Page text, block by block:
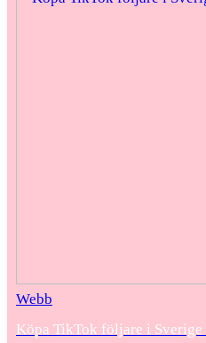
Webb
Köpa TikTok följare i Sverige